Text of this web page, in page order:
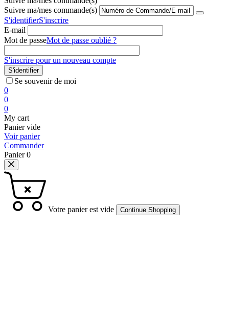
Suivre ma/mes commande(s)
S'identifierS'inscrire
E-mail
Mot de passeMot de passe oublié ?
S'inscrire pour un nouveau compte
S'identifier
Se souvenir de moi
0
0
0
My cart
Panier vide
Voir panier
Commander
Panier0
Votre panier est vide Continue Shopping